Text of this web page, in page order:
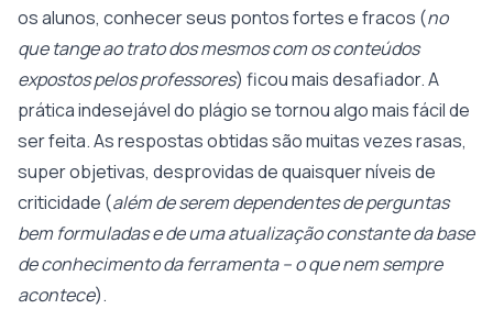
os alunos, conhecer seus pontos fortes e fracos (no
que tange ao trato dos mesmos com os conteúdos
expostos pelos professores) ficou mais desafiador. A
prática indesejável do plágio se tornou algo mais fácil de
ser feita. As respostas obtidas são muitas vezes rasas,
super objetivas, desprovidas de quaisquer níveis de
criticidade (além de serem dependentes de perguntas
bem formuladas e de uma atualização constante da base
de conhecimento da ferramenta – o que nem sempre
acontece).